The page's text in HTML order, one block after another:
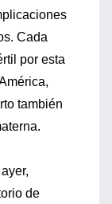
Cada
por esta
también
de